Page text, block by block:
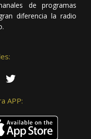
de programas
diferencia la radio
APP: